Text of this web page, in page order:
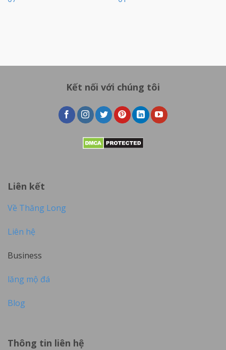
Kết nối với chúng tôi
Liên kết
Về Thăng Long
Liên hệ
Business
lăng mộ đá
Blog
Thông tin liên hệ